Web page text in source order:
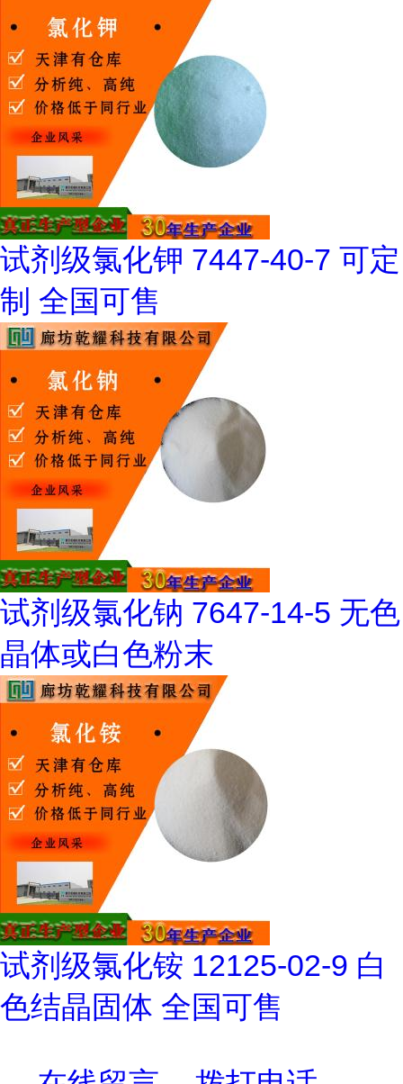
试剂级氯化钾 7447-40-7 可定
制 全国可售
试剂级氯化钠 7647-14-5 无色
晶体或白色粉末
试剂级氯化铵 12125-02-9 白
色结晶固体 全国可售